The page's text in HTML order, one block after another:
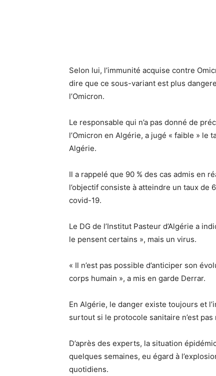
Selon lui, l’immunité acquise contre
dire que ce sous-variant est plus
l’Omicron.
Le responsable qui n’a pas donné de
l’Omicron en Algérie, a jugé « faible » le
Algérie.
Il a rappelé que 90 % des cas admis en
l’objectif consiste à atteindre un taux de
covid-19.
Le DG de l’Institut Pasteur d’Algérie a
le pensent certains », mais un virus.
« Il n’est pas possible d’anticiper son
corps humain », a mis en garde Derrar.
En Algérie, le danger existe toujours et
surtout si le protocole sanitaire n’est pas
D’après des experts, la situation
quelques semaines, eu égard à
quotidiens.